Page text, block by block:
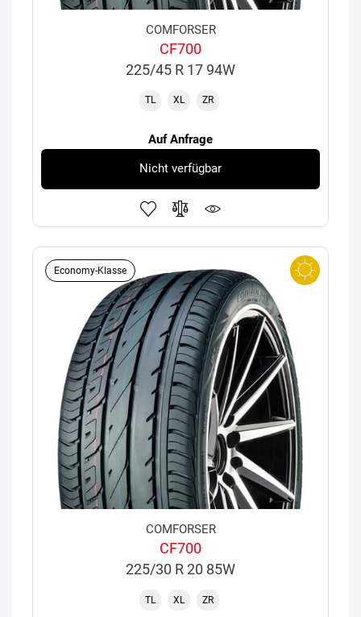
COMFORSER
CF700
225/45 R 17 94W
TL XL ZR
Auf Anfrage
Nicht verfügbar
Economy-Klasse
COMFORSER
CF700
225/30 R 20 85W
TL XL ZR